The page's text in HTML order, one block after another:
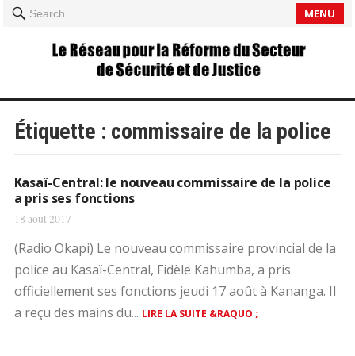
Search MENU
Étiquette : commissaire de la police
Kasaï-Central: le nouveau commissaire de la police
a pris ses fonctions
18 août 2017
(Radio Okapi) Le nouveau commissaire provincial de la
police au Kasaï-Central, Fidèle Kahumba, a pris
officiellement ses fonctions jeudi 17 août à Kananga. Il
a reçu des mains du... LIRE LA SUITE &RAQUO ;